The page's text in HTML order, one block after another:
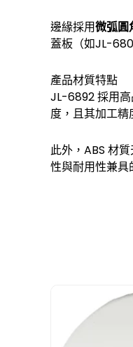
邊緣採用微弧圓
蓋板（如JL-
產品材質特點
JL-6892 採用
度，且其加工精
此外，ABS 材
性與耐用性兼具